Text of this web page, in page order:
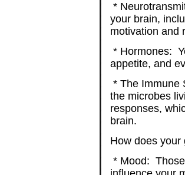
*
your brain,
motivation and
* Hormones:
appetite, and
* The Immune
the microbes
responses,
brain.
How does your
* Mood: